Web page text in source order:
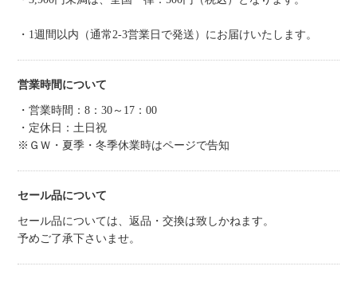
・1週間以内（通常2-3営業日で発送）にお届けいたします。
営業時間について
・営業時間：8：30～17：00
・定休日：土日祝
※ＧＷ・夏季・冬季休業時はページで告知
セール品について
セール品については、返品・交換は致しかねます。
予めご了承下さいませ。